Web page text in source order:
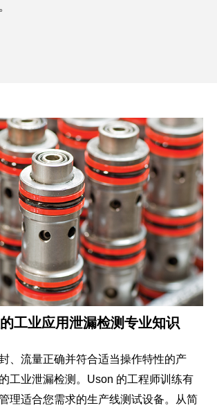
工业应用泄漏检测专业知识
、流量正确并符合适当操作特性的产
工业泄漏检测。Uson 的工程师训练有
理适合您需求的生产线测试设备。从简